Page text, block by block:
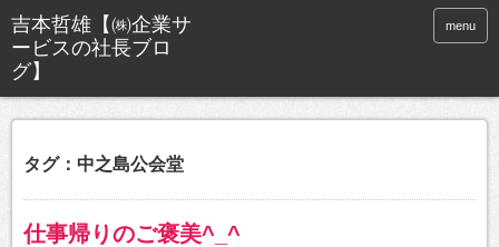
menu
タグ：中之島公会堂
仕事帰りのご褒美^_^